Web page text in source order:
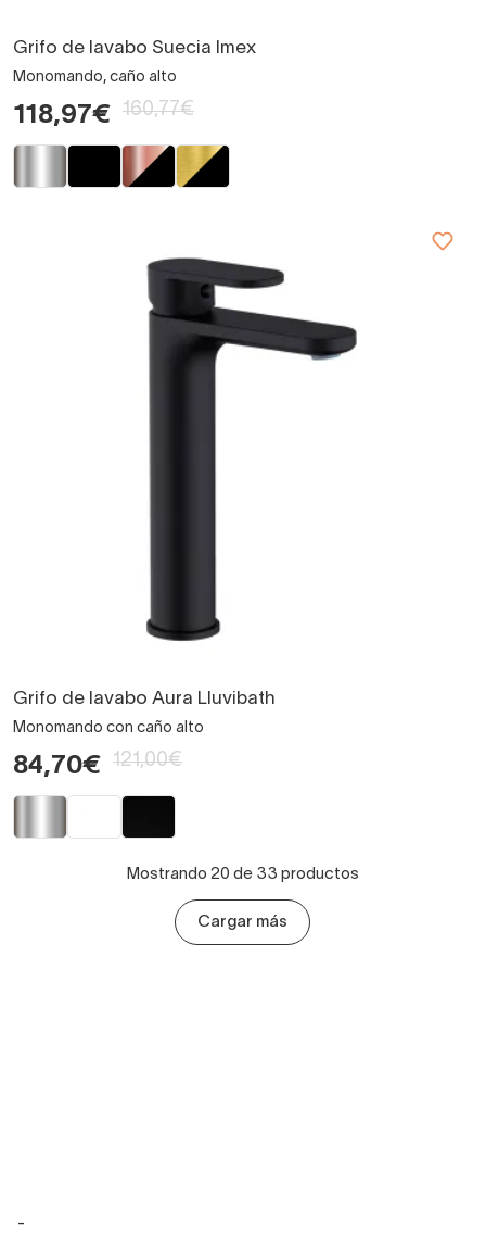
Grifo de lavabo Suecia Imex
Monomando, caño alto
118,97€ 160,77€
Grifo de lavabo Aura Lluvibath
Monomando con caño alto
84,70€ 121,00€
Mostrando 20 de 33 productos
Cargar más
-